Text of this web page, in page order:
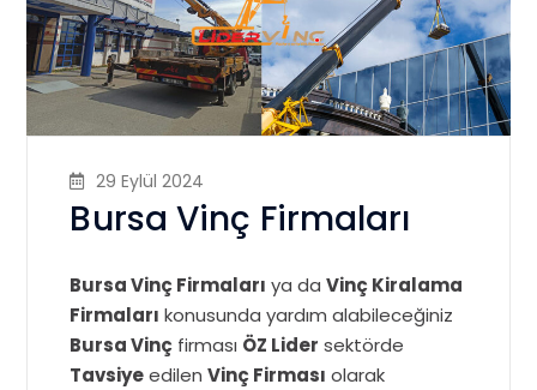
29 Eylül 2024
Bursa Vinç Firmaları
Bursa Vinç Firmaları ya daVinç Kiralama
Firmaları konusunda yardım alabileceğiniz
Bursa Vinç firması ÖZ Lider sektörde
TavsiyeedilenVinç Firması olarak